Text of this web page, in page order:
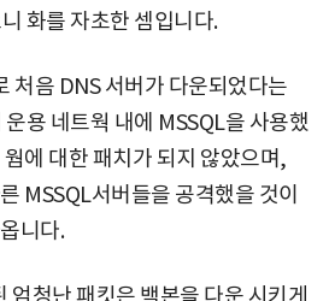
화를 자초한 셈입니다.
처음 DNS 서버가 다운되었다는
용 네트웍 내에 MSSQL을 사용했
에 대한 패치가 되지 않았으며,
MSSQL서버들을 공격했을 것이
니다.